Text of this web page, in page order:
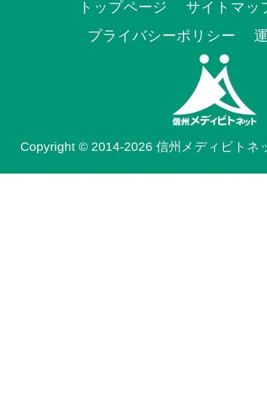
トップページ
サイトマッ
プライバシーポリシー
Copyright © 2014-2026 信州メディビトネ